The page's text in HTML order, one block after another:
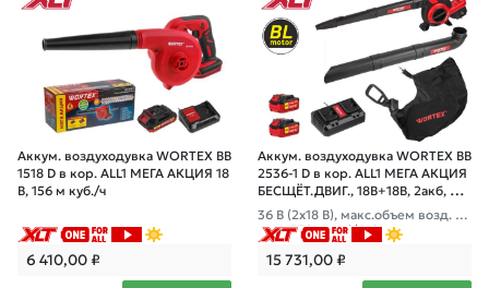
Аккум. воздуходувка WORTEX BB
1518 D в кор. ALL1 МЕГА АКЦИЯ 18
В, 156 м куб./ч
6 410,00₽
Аккум. воздуходувка WORTEX BB
2536-1 D в кор. ALL1 МЕГА АКЦИЯ
БЕСЩЁТ.ДВИГ., 18В+18В, 2акб, 4
Ач, мак
36 В (2х18 В), макс.объем возд. по
тока 550 м куб/ч, функция пылес
оса с мульчированием, БЕСЩЁТ.
ДВ
15 731,00₽